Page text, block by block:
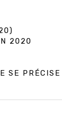
2020
SE PRÉCISE